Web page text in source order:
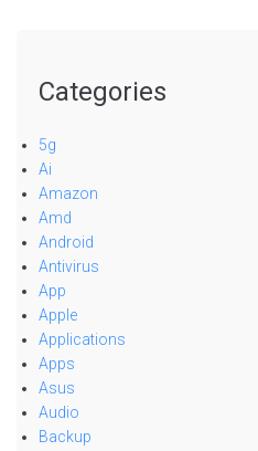
Categories
5g
Ai
Amazon
Amd
Android
Antivirus
App
Apple
Applications
Apps
Asus
Audio
Backup